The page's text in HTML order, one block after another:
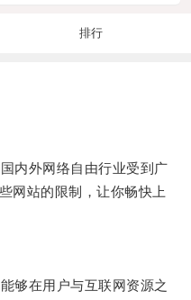
排行
外网络自由行业受到广
网站的限制，让你畅快上
在用户与互联网资源之